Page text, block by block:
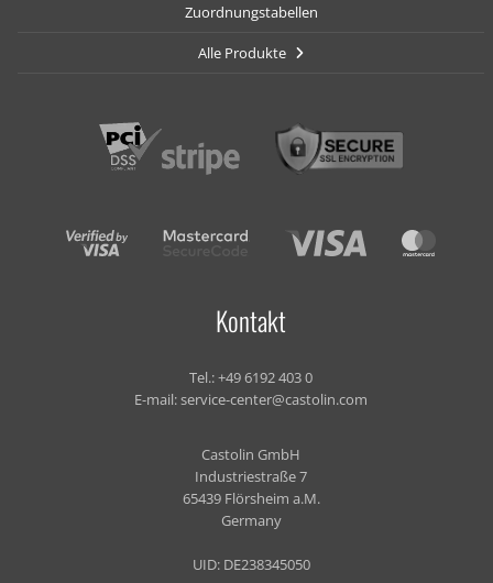
Zuordnungstabellen
Alle Produkte
Kontakt
Tel.:+49 6192 403 0
E-mail:service-center@castolin.com
Castolin GmbH
Industriestraße 7
65439 Flörsheim a.M.
Germany
UID: DE238345050